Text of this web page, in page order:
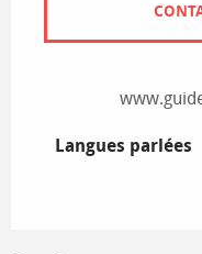
Langues parlées
Langues parlées